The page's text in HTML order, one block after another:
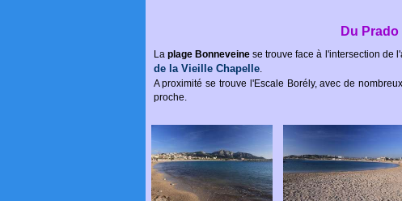
Du
La plage Bonneveinese trouve face à l'intersection de
de la Vieille Chapelle.
A proximité se trouve l'Escale Borély, avec de
proche.